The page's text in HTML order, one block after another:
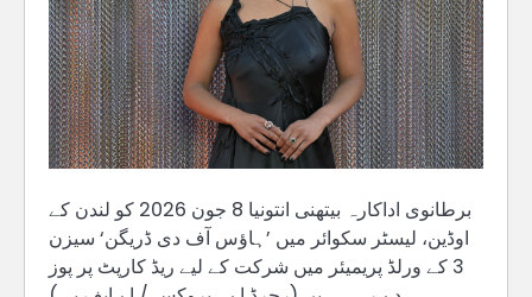
برطانوی اداکارہ بیتھنی انتونیا 8 جون 2026 کو لندن کے
اوڈین، لیسٹر سکوائر میں ’ہاؤس آف دی ڈریگن‘ سیزن
3 کے ورلڈ پریمیئر میں شرکت کے لیے ریڈ کارپٹ پر پوز